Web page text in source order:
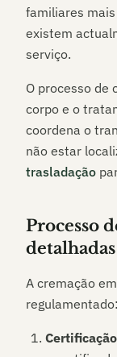
familiares
existem
serviço.
O processo de
corpo e o
coordena o
não estar
trasladação
Processo
detalhadas
A cremação
regulamentado: